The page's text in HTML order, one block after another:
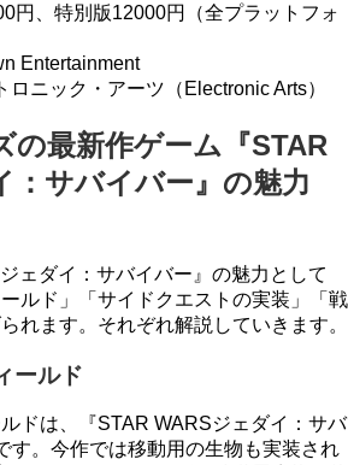
円、特別版12000円（全プラットフォ
Entertainment
ロニック・アーツ（Electronic Arts）
の最新作ゲーム『STAR
：サバイバー』の魅力
ェダイ：サバイバー』の魅力として
ールド」「サイドクエストの実装」「戦
れます。それぞれ解説していきます。
ールド
ドは、『STAR WARSジェダイ：サバ
す。今作では移動用の生物も実装され